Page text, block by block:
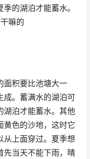
的湖泊才能蓄水。
嘛的
面积要比池塘大一
成。蓄满水的湖泊可
湖泊才能蓄水。其他
黄色的沙地，这时它
从上面穿过。夏季想
先当天不能下雨，晴